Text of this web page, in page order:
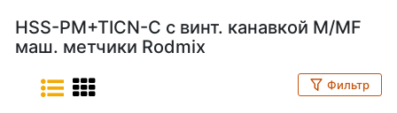
HSS-PM+TICN-C c винт. канавкой M/MF
маш. метчики Rodmix
Фильтр